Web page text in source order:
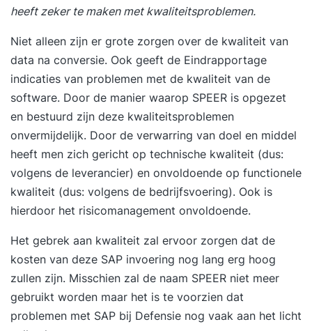
heeft zeker te maken met kwaliteitsproblemen.
Niet alleen zijn er grote zorgen over de kwaliteit van
data na conversie. Ook geeft de Eindrapportage
indicaties van problemen met de kwaliteit van de
software. Door de manier waarop SPEER is opgezet
en bestuurd zijn deze kwaliteitsproblemen
onvermijdelijk. Door de verwarring van doel en middel
heeft men zich gericht op technische kwaliteit (dus:
volgens de leverancier) en onvoldoende op functionele
kwaliteit (dus: volgens de bedrijfsvoering). Ook is
hierdoor het risicomanagement onvoldoende.
Het gebrek aan kwaliteit zal ervoor zorgen dat de
kosten van deze SAP invoering nog lang erg hoog
zullen zijn. Misschien zal de naam SPEER niet meer
gebruikt worden maar het is te voorzien dat
problemen met SAP bij Defensie nog vaak aan het licht